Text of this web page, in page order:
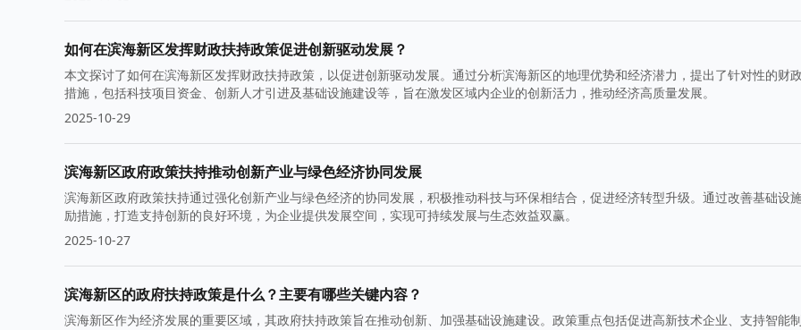
如何在滨海新区发挥财政扶持政策促进创新驱动发展？
本文探讨了如何在滨海新区发挥财政扶持政策，以促进创新驱动发展。通过分析滨海新区的地理优势和经济潜力，提出了针对性的财
措施，包括科技项目资金、创新人才引进及基础设施建设等，旨在激发区域内企业的创新活力，推动经济高质量发展。
2025-10-29
滨海新区政府政策扶持推动创新产业与绿色经济协同发展
滨海新区政府政策扶持通过强化创新产业与绿色经济的协同发展，积极推动科技与环保相结合，促进经济转型升级。通过改善基础设
励措施，打造支持创新的良好环境，为企业提供发展空间，实现可持续发展与生态效益双赢。
2025-10-27
滨海新区的政府扶持政策是什么？主要有哪些关键内容？
滨海新区作为经济发展的重要区域，其政府扶持政策旨在推动创新、加强基础设施建设。政策重点包括促进高新技术企业、支持智能制